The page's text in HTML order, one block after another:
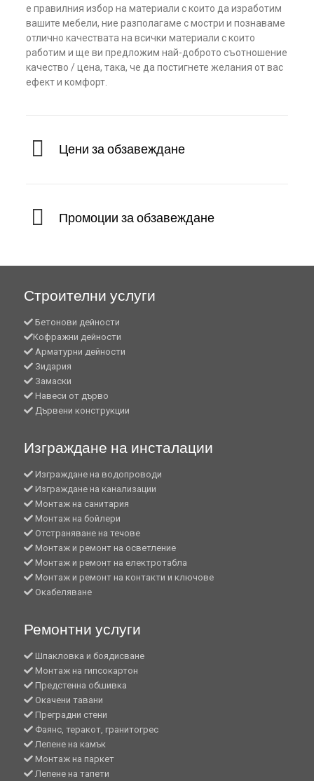
е правилния избор на материали с които да изработим
вашите мебели, ние разполагаме с мостри и познаваме
отлично качествата на всички материали с които
работим и ще ви предложим най-доброто съотношение
качество / цена, така, че да постигнете желания от вас
ефект и комфорт.
Цени за обзавеждане
Промоции за обзавеждане
Строителни услуги
Бетонови дейности
Кофражни дейности
Арматурни дейности
Зидария
Замаски
Навеси от дърво
Дървени конструкции
Изграждане на инсталации
Изграждане на водопроводи
Изграждане на канализации
Монтаж на санитария
Монтаж на бойлери
Отстраняване на течове
Монтаж и ремонт на осветление
Монтаж и ремонт на електротабла
Монтаж и ремонт на контакти и ключове
Окабеляване
Ремонтни услуги
Шпакловка и боядисване
Монтаж на гипсокартон
Предстенна обшивка
Окачени тавани
Преградни стени
Фаянс, теракот, гранитогрес
Лепене на камък
Монтаж на паркет
Лепене на тапети